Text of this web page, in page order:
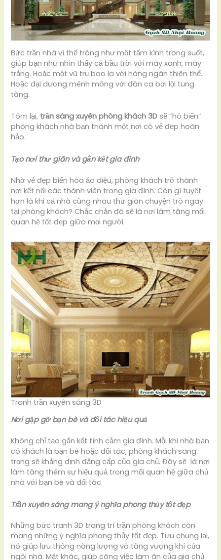
Bức trần nhà vì thế trông như một tấm kính trong suốt,
giúp bạn như nhìn thấy cả bầu trời với mây xanh, mây
trắng. Hoặc một vũ trụ bao la với hàng ngàn thiên thể.
Hoặc đại dương mênh mông với đàn ca bơi lội tung
tăng.
Tóm lại, trần sáng xuyên phòng khách 3D sẽ “hô biến”
phòng khách nhà bạn thành một nơi có vẻ đẹp hoàn
hảo.
Tạo nơi thư giãn và gắn kết gia đình
Nhờ vẻ đẹp biến hóa ảo diệu, phòng khách trở thành
nơi kết nối các thành viên trong gia đình. Còn gì tuyệt
hơn là khi cả nhà cùng nhau thư giãn chuyện trò ngay
tại phòng khách? Chắc chắn đó sẽ là nơi làm tăng mối
quan hệ tốt đẹp giữa mọi người.
Tranh trần xuyên sáng 3D
Nơi gặp gỡ bạn bè và đối tác hiệu quả
Không chỉ tạo gắn kết tình cảm gia đình. Mỗi khi nhà bạn
có khách là bạn bè hoặc đối tác, phòng khách sang
trọng sẽ khẳng định đẳng cấp của gia chủ. Đây sẽ là nơi
làm tăng thêm sự hiệu quả trong mối quan hệ giữa chủ
nhà với bạn bè và đối tác.
Trần xuyên sáng mang ý nghĩa phong thủy tốt đẹp
Những bức tranh 3D trang trí trần phòng khách còn
mang những ý nghĩa phong thủy tốt đẹp. Tựu chung lại,
nó giúp lưu thông năng lượng và tăng vượng khí của
ngôi nhà. Mặt khác, giúp công việc làm ăn của gia chủ